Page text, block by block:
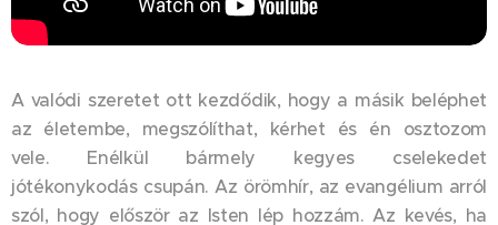
A valódi szeretet ott kezdődik, hogy a másik beléphet
az életembe, megszólíthat, kérhet és én osztozom
vele. Enélkül bármely kegyes cselekedet
jótékonykodás csupán. Az örömhír, az evangélium arról
szól, hogy először az Isten lép hozzám. Az kevés, ha